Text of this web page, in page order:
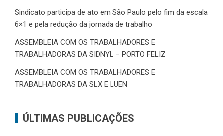
Sindicato participa de ato em São Paulo pelo fim da escala
6×1 e pela redução da jornada de trabalho
ASSEMBLEIA COM OS TRABALHADORES E
TRABALHADORAS DA SIDNYL – PORTO FELIZ
ASSEMBLEIA COM OS TRABALHADORES E
TRABALHADORAS DA SLX E LUEN
ÚLTIMAS PUBLICAÇÕES